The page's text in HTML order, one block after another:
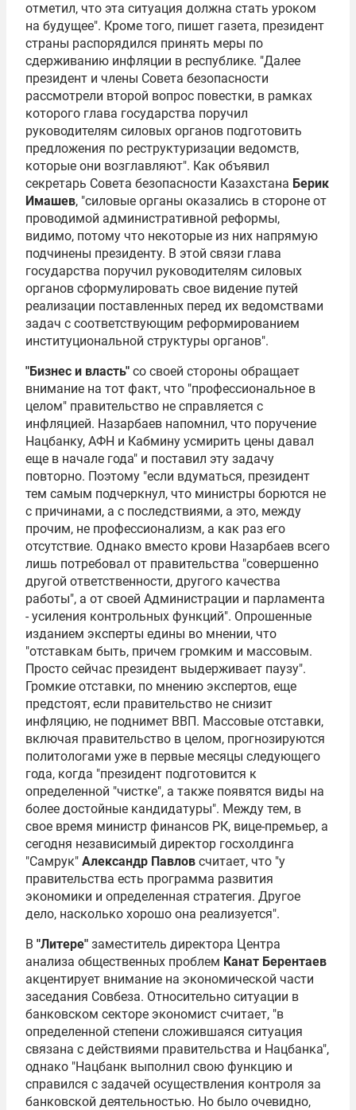
отметил, что эта ситуация должна стать уроком
на будущее". Кроме того, пишет газета, президент
страны распорядился принять меры по
сдерживанию инфляции в республике. "Далее
президент и члены Совета безопасности
рассмотрели второй вопрос повестки, в рамках
которого глава государства поручил
руководителям силовых органов подготовить
предложения по реструктуризации ведомств,
которые они возглавляют". Как объявил
секретарь Совета безопасности Казахстана Берик
Имашев, "силовые органы оказались в стороне от
проводимой административной реформы,
видимо, потому что некоторые из них напрямую
подчинены президенту. В этой связи глава
государства поручил руководителям силовых
органов сформулировать свое видение путей
реализации поставленных перед их ведомствами
задач с соответствующим реформированием
институциональной структуры органов".
"Бизнес и власть" со своей стороны обращает
внимание на тот факт, что "профессиональное в
целом" правительство не справляется с
инфляцией. Назарбаев напомнил, что поручение
Нацбанку, АФН и Кабмину усмирить цены давал
еще в начале года" и поставил эту задачу
повторно. Поэтому "если вдуматься, президент
тем самым подчеркнул, что министры борются не
с причинами, а с последствиями, а это, между
прочим, не профессионализм, а как раз его
отсутствие. Однако вместо крови Назарбаев всего
лишь потребовал от правительства "совершенно
другой ответственности, другого качества
работы", а от своей Администрации и парламента
- усиления контрольных функций". Опрошенные
изданием эксперты едины во мнении, что
"отставкам быть, причем громким и массовым.
Просто сейчас президент выдерживает паузу".
Громкие отставки, по мнению экспертов, еще
предстоят, если правительство не снизит
инфляцию, не поднимет ВВП. Массовые отставки,
включая правительство в целом, прогнозируются
политологами уже в первые месяцы следующего
года, когда "президент подготовится к
определенной "чистке", а также появятся виды на
более достойные кандидатуры". Между тем, в
свое время министр финансов РК, вице-премьер, а
сегодня независимый директор госхолдинга
"Самрук" Александр Павлов считает, что "у
правительства есть программа развития
экономики и определенная стратегия. Другое
дело, насколько хорошо она реализуется".
В "Литере" заместитель директора Центра
анализа общественных проблем Канат Берентаев
акцентирует внимание на экономической части
заседания Совбеза. Относительно ситуации в
банковском секторе экономист считает, "в
определенной степени сложившаяся ситуация
связана с действиями правительства и Нацбанка",
однако "Нацбанк выполнил свою функцию и
справился с задачей осуществления контроля за
банковской деятельностью. Но было очевидно,